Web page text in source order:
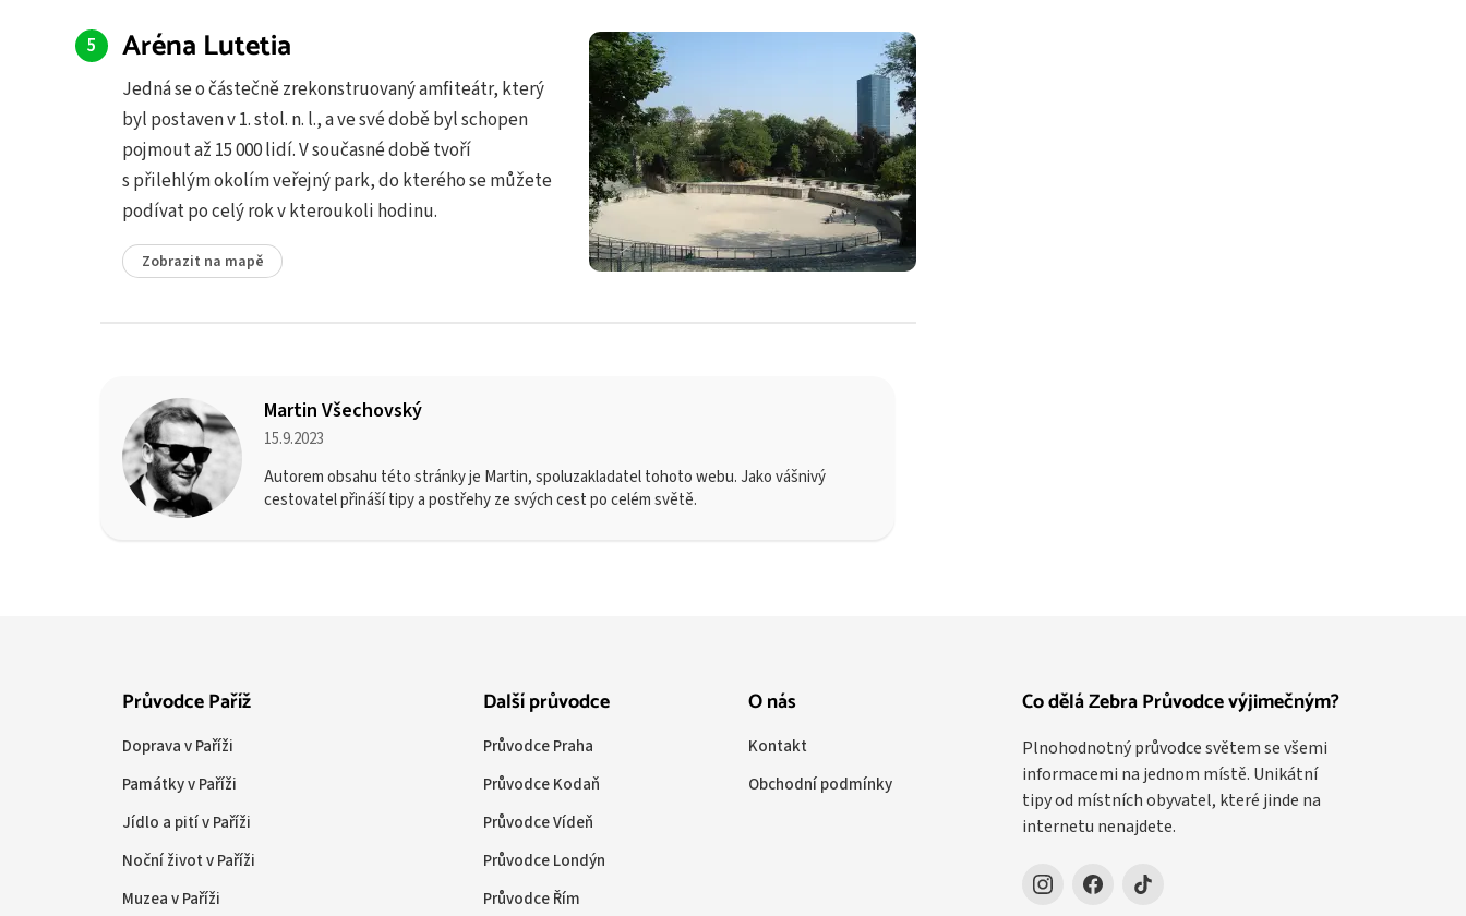
Aréna Lutetia
Jedná se o částečně zrekonstruovaný amfiteátr, který
byl postaven v 1. stol. n. l., a ve své době byl schopen
pojmout až 15 000 lidí. V současné době tvoří
s přilehlým okolím veřejný park, do kterého se můžete
podívat po celý rok v kteroukoli hodinu.
Zobrazit na mapě
Martin Všechovský
15.9.2023
Autorem obsahu této stránky je Martin, spoluzakladatel tohoto webu. Jako vášnivý
cestovatel přináší tipy a postřehy ze svých cest po celém světě.
Co dělá Zebra Průvodce výjimečným?
Plnohodnotný průvodce světem se všemi
informacemi na jednom místě. Unikátní
tipy od místních obyvatel, které jinde na
internetu nenajdete.
Průvodce Paříž
Doprava v Paříži
Památky v Paříži
Jídlo a pití v Paříži
Noční život v Paříži
Muzea v Paříži
Další průvodce
Průvodce Praha
Průvodce Kodaň
Průvodce Vídeň
Průvodce Londýn
Průvodce Řím
O nás
Kontakt
Obchodní podmínky